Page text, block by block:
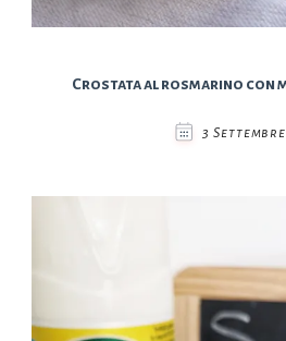
Crostata al rosmarino con
3 Settembre